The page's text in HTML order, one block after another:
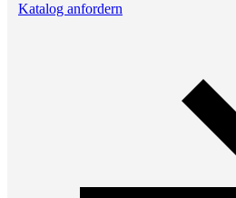
Katalog anfordern